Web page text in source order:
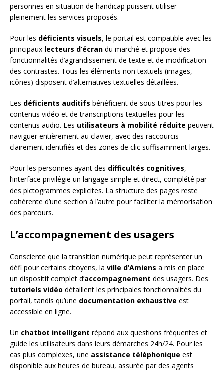
personnes en situation de handicap puissent utiliser
pleinement les services proposés.
Pour les déficients visuels, le portail est compatible avec les
principaux lecteurs d’écran du marché et propose des
fonctionnalités d’agrandissement de texte et de modification
des contrastes. Tous les éléments non textuels (images,
icônes) disposent d’alternatives textuelles détaillées.
Les déficients auditifs bénéficient de sous-titres pour les
contenus vidéo et de transcriptions textuelles pour les
contenus audio. Les utilisateurs à mobilité réduite peuvent
naviguer entièrement au clavier, avec des raccourcis
clairement identifiés et des zones de clic suffisamment larges.
Pour les personnes ayant des difficultés cognitives,
l’interface privilégie un langage simple et direct, complété par
des pictogrammes explicites. La structure des pages reste
cohérente d’une section à l’autre pour faciliter la mémorisation
des parcours.
L’accompagnement des usagers
Consciente que la transition numérique peut représenter un
défi pour certains citoyens, la ville d’Amiens a mis en place
un dispositif complet d’accompagnement des usagers. Des
tutoriels vidéo détaillent les principales fonctionnalités du
portail, tandis qu’une documentation exhaustive est
accessible en ligne.
Un chatbot intelligent répond aux questions fréquentes et
guide les utilisateurs dans leurs démarches 24h/24. Pour les
cas plus complexes, une assistance téléphonique est
disponible aux heures de bureau, assurée par des agents